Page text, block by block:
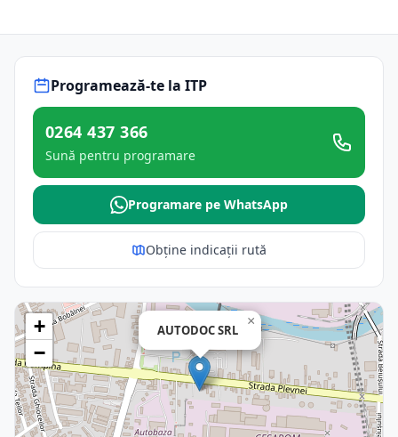
Programează-te la ITP
0264 437 366
Sună pentru programare
Programare pe WhatsApp
Obține indicații rută
AUTODOC SRL
×
+
−